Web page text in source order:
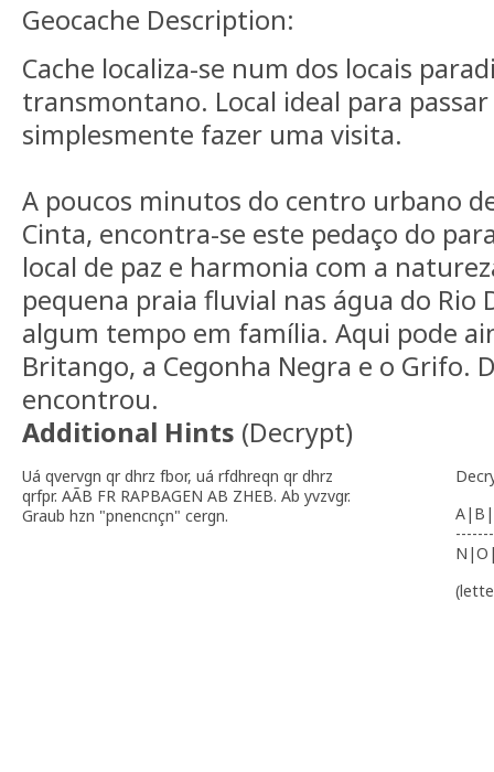
Geocache Description:
Cache localiza-se num dos locais
transmontano. Local ideal para
simplesmente fazer uma visita.
A poucos minutos do centro urbano
Cinta, encontra-se este pedaço do
local de paz e harmonia com a
pequena praia fluvial nas água do Rio
algum tempo em família. Aqui pode
Britango, a Cegonha Negra e o Grifo.
encontrou.
Additional Hints (Decrypt)
Uá qvervgn qr dhrz fbor, uá rfdhreqn qr dhrz
qrfpr. AÃB FR RAPBAGEN AB ZHEB. Ab yvzvgr.
Graub hzn "pnencnçn" cergn.